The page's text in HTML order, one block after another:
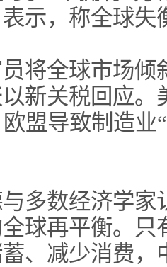
示，称全球失
将全球市场
新关税回应
盟导致制造
多数经济学
全球再平衡。
、减少消费